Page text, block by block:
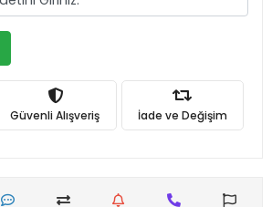
Güvenli Alışveriş İade ve Değişim